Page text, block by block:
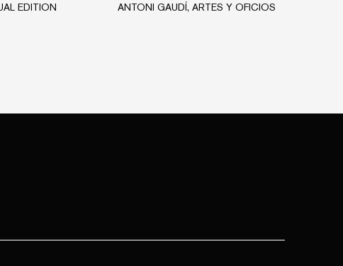
EDITION
ANTONI GAUDÍ, ARTES Y OFICIOS